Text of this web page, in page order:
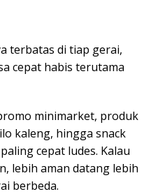
terbatas di tiap gerai,
cepat habis terutama
minimarket, produk
kaleng, hingga snack
cepat ludes. Kalau
lebih aman datang lebih
berbeda.